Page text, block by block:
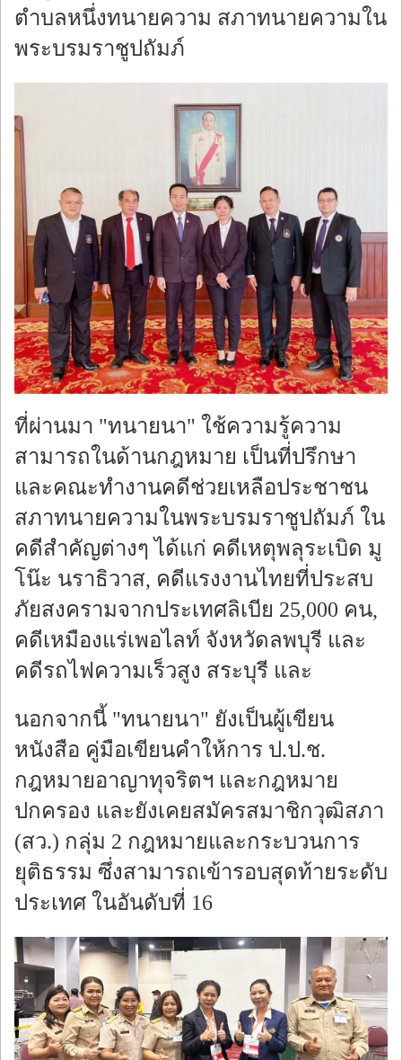
ตำบลหนึ่งทนายความ สภาทนายความใน
พระบรมราชูปถัมภ์
ที่ผ่านมา "ทนายนา" ใช้ความรู้ความ
สามารถในด้านกฎหมาย เป็นที่ปรึกษา
และคณะทำงานคดีช่วยเหลือประชาชน
สภาทนายความในพระบรมราชูปถัมภ์ ใน
คดีสำคัญต่างๆ ได้แก่ คดีเหตุพลุระเบิด มู
โน๊ะ นราธิวาส, คดีแรงงานไทยที่ประสบ
ภัยสงครามจากประเทศลิเบีย 25,000 คน,
คดีเหมืองแร่เพอไลท์ จังหวัดลพบุรี และ
คดีรถไฟความเร็วสูง สระบุรี และ
นอกจากนี้ "ทนายนา" ยังเป็นผู้เขียน
หนังสือ คู่มือเขียนคำให้การ ป.ป.ช.
กฎหมายอาญาทุจริตฯ และกฎหมาย
ปกครอง และยังเคยสมัครสมาชิกวุฒิสภา
(สว.) กลุ่ม 2 กฎหมายและกระบวนการ
ยุติธรรม ซึ่งสามารถเข้ารอบสุดท้ายระดับ
ประเทศ ในอันดับที่ 16